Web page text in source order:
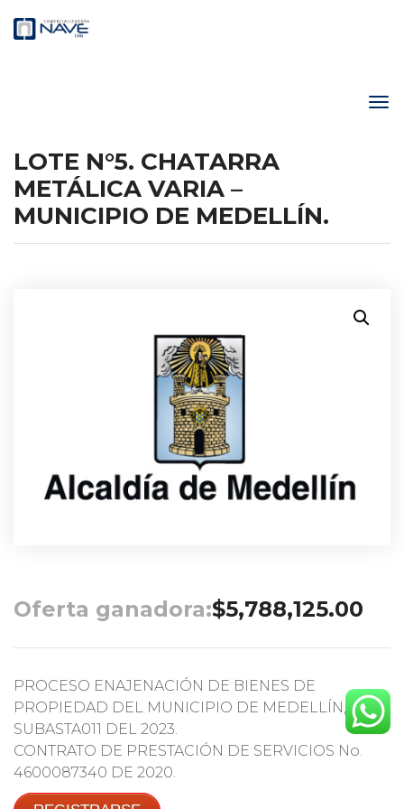
LOTE N°5. CHATARRA
METÁLICA VARIA –
MUNICIPIO DE MEDELLÍN.
Oferta ganadora:$5,788,125.00
PROCESO ENAJENACIÓN DE BIENES DE
PROPIEDAD DEL MUNICIPIO DE MEDELLÍN,
SUBASTA011 DEL 2023.
CONTRATO DE PRESTACIÓN DE SERVICIOS No.
4600087340 DE 2020.